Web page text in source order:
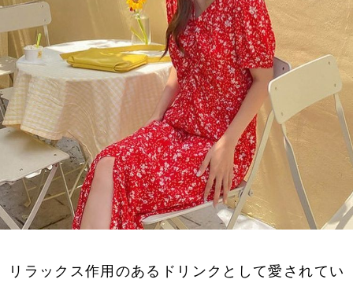
リラックス作用のあるドリンクとして愛されてい